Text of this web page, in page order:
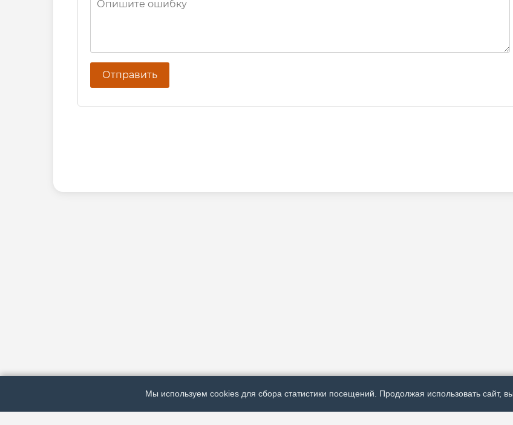
Отправить
Мы используем cookies для сбора статистики посещений. Продолжая использовать сайт,